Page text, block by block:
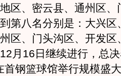
区、密云县、通州区、
第八名分别是：大兴区
区、门头沟区、开发区
月16日继续进行，总
首钢篮球馆举行规模盛